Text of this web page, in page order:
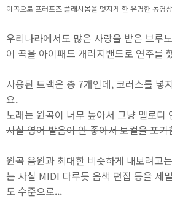
이곡으로 프러프즈 플래시몹을 멋지게 한 유명한 동영
우리나라에서도 많은 사랑을 받은 브루
이 곡을 아이패드 개러지밴드로 연주를
사용된 트랙은 총 7개인데, 코러스를 넣
요.
노래는 원곡이 너무 높아서 그냥 멜로디
사실 영어 발음이 안 좋아서 보컬을 포
원곡 음원과 최대한 비슷하게 내보려고
는 사실 MIDI 다루듯 음색 편집 등을 세
도 수준으로...